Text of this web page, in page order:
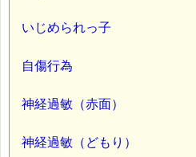
いじめられっ子
自傷行為
神経過敏（赤面）
神経過敏（どもり）